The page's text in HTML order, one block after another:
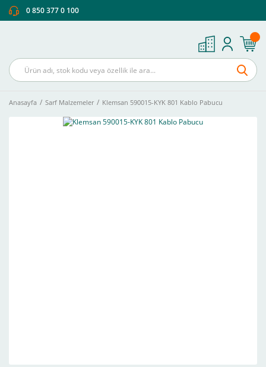
0 850 377 0 100
Anasayfa Sarf Malzemeler Klemsan 590015-KYK 801 Kablo Pabucu